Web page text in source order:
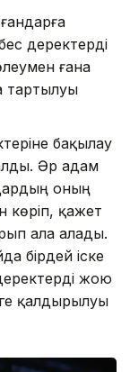
деректерді
ғана
тартылуы
бақылау
Әр адам
оның
көріп, қажет
ала алады.
бірдей іске
жою
қалдырылуы